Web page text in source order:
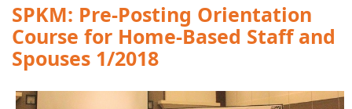
SPKM: Pre-Posting Orientation
Course for Home-Based Staff and
Spouses 1/2018